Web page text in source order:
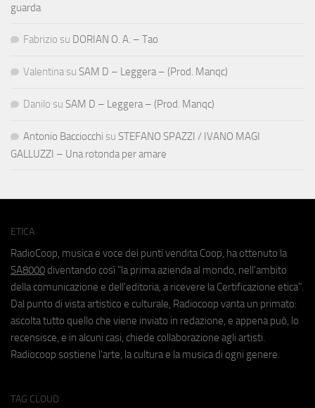
guarda
Fabrizio su DORIAN O. A. – Tao
Valentina su SAM D – Leggera – (Prod. Manqc)
Danilo su SAM D – Leggera – (Prod. Manqc)
Antonio Bacciocchi su STEFANO SPAZZI / IVANO MAGI
GALLUZZI – Una rotonda per amare
ETICA
RadioCoop, musica e voce dei punti vendita Coop, ha ottenuto la
SA8000 diventando così "la prima azienda al mondo, nell'ambito
della comunicazione e dell'editoria, a ricevere la Certificazione etica".
Dal punto di vista artistico e culturale, Radiocoop vanta un primato:
ascolta tutto quello che viene inviato in redazione, e appena può, lo
recensisce, e in alcuni casi, chiede collaborazione agli artisti.
Radiocoop sostiene l'arte, la cultura e la musica di ogni genere.
TAG CLOUD